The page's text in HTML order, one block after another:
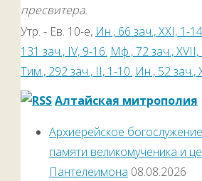
пресвитера.
Утр. - Ев. 10-е, Ин., 66 зач., XXI, 1-
131 зач., IV, 9-16. Мф., 72 зач., XVII,
Тим., 292 зач., II, 1-10. Ин., 52 зач.,
Алтайская митрополия
Архиерейское
памяти великомученика и
Пантелеимона 08.08.2026